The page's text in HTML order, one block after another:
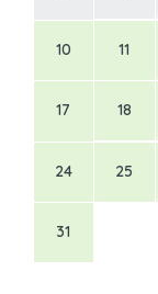
10 11
17 18
24 25
31